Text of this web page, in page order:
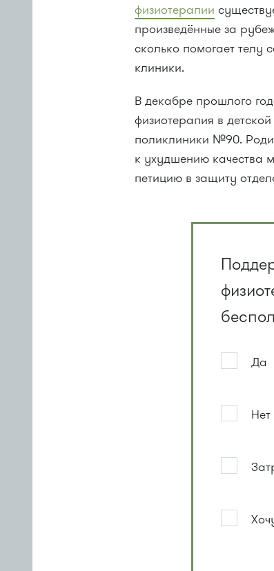
физиотерапии
произведённые за
сколько помогает
клиники.
В декабре прошлого
физиотерапия в
поликлиники №90.
к ухудшению качества
петицию в защиту
Да
Нет